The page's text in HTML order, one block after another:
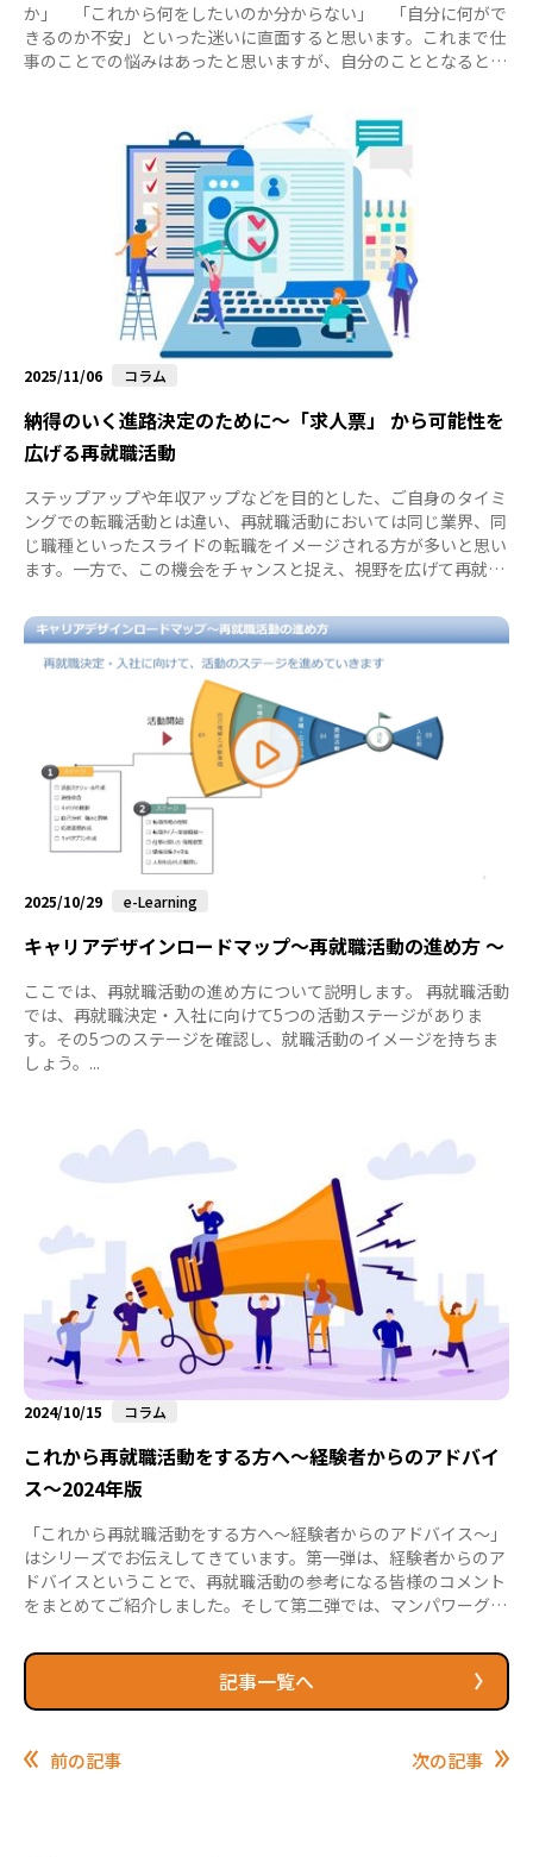
か」 「これから何をしたいのか分からない」 「自分に何がで
きるのか不安」といった迷いに直面すると思います。これまで仕
事のことでの悩みはあったと思いますが、自分のこととなると、
と焦る気持ちが出てくるかもしれません。しかし、焦る必要はあ
りません。時間をかけて悩みましょう。むしろ、悩むことこそが
再就職活動の本質だといっても過言ではありません。 再就職活
動は、単なる「仕事探し」ではなく、これまでの人生を振り返
り、これからの人生をどう生きたいかを考えることに時間を割け
る、本当に貴重な時間で...
2025/11/06 コラム
納得のいく進路決定のために～「求人票」 から可能性を
広げる再就職活動
ステップアップや年収アップなどを目的とした、ご自身のタイミ
ングでの転職活動とは違い、再就職活動においては同じ業界、同
じ職種といったスライドの転職をイメージされる方が多いと思い
ます。一方で、この機会をチャンスと捉え、視野を広げて再就職
択肢を見つける方が多いのも実情です。ご自身の納得のいく進路
決定に至るまで、今回は「求人票」 をキーワードに再就職活動の
ポイントをお伝えしたいと思います。 求人票から見出すご自身の
市場価値 再就職を考える際、多くの方がまず気にされるのが、
自分は他の企業で通用するのか、これまでの経験は世の中では他
社でも役に立つも...
2025/10/29 e-Learning
キャリアデザインロードマップ～再就職活動の進め方 ～
ここでは、再就職活動の進め方について説明します。 再就職活動
では、再就職決定・入社に向けて5つの活動ステージがありま
す。その5つのステージを確認し、就職活動のイメージを持ちま
しょう。...
2024/10/15 コラム
これから再就職活動をする方へ～経験者からのアドバイ
ス～2024年版
「これから再就職活動をする方へ～経験者からのアドバイス～」
はシリーズでお伝えしてきています。第一弾は、経験者からのア
ドバイスということで、再就職活動の参考になる皆様のコメント
をまとめてご紹介しました。そして第二弾では、マンパワーグル
のいわゆるシニア層と言われる方々にフォーカスし、メッセージ
をお伝えしています。 今回は第三弾として、2024年を主な活動
時期とし、実際に私たちマンパワーグループの再就職活動サービ
た体験に基づくアドバイスやメッセ―ジをご案内します。 2024
年は生成...
記事一覧へ
前の記事 次の記事